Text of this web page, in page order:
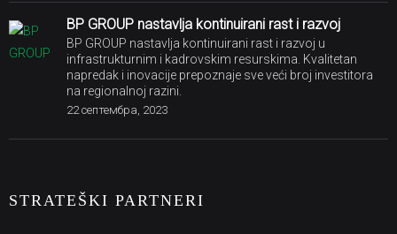
BP GROUP nastavlja kontinuirani rast i razvoj
BP GROUP nastavlja kontinuirani rast i razvoj u
infrastrukturnim i kadrovskim resurskima. Kvalitetan
napredak i inovacije prepoznaje sve veći broj investitora
na regionalnoj razini.
22 септембра, 2023
STRATEŠKI PARTNERI